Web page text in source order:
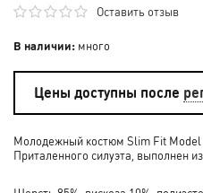
Оставить отзыв
В наличии: много
Цены доступны после
Молодежный костюм Slim Fit Model
Приталенного силуэта, выполнен